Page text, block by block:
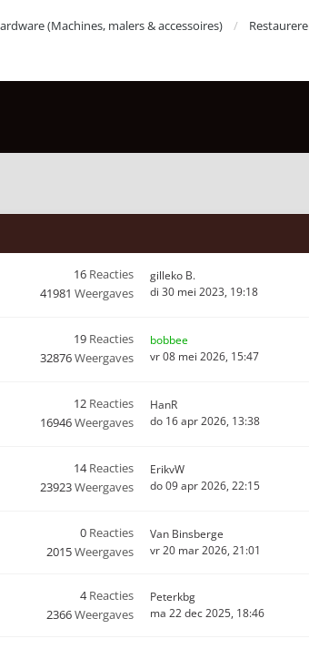
(Machines, malers & accessoires)
16 Reacties
41981 Weergaves
gilleko B.
di 30 mei 2023, 19:18
19 Reacties
32876Weergaves
bobbee
vr 08 mei 2026, 15:47
12 Reacties
16946Weergaves
HanR
do 16 apr 2026, 13:38
14Reacties
23923Weergaves
ErikvW
do 09 apr 2026, 22:15
0 Reacties
2015Weergaves
Van Binsberge
vr 20 mar 2026, 21:01
4Reacties
2366Weergaves
Peterkbg
ma 22 dec 2025, 18:46